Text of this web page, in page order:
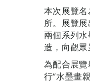
本次展覽
所。展覽
兩個系列
造，向觀眾
為配合展
行“水墨畫